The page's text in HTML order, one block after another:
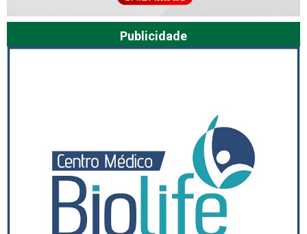
Publicidade